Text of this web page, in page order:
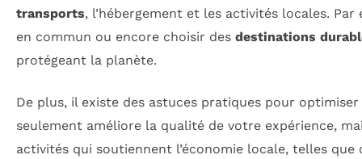
transports, l’hébergement et les activités locales.
en commun ou encore choisir des destinations
protégeant la planète.
De plus, il existe des astuces pratiques pour
seulement améliore la qualité de votre expérience,
activités qui soutiennent l’économie locale, telles que